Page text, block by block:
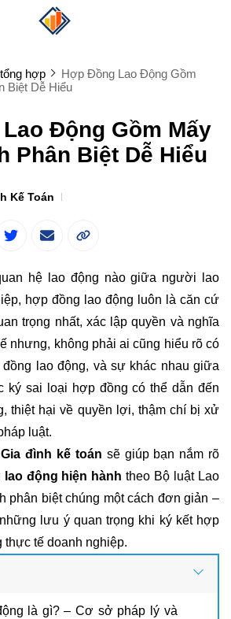
hợp
Hợp Đồng Lao Động Gồm
Biệt Dễ Hiểu
Động Gồm Mấy
Phân Biệt Dễ Hiểu
Kế Toán
hệ lao động nào giữa người lao
hợp đồng lao động luôn là căn cứ
trọng nhất, xác lập quyền và nghĩa
nhưng, không phải ai cũng hiểu rõ có
lao động, và sự khác nhau giữa
ký sai loại hợp đồng có thể dẫn đến
thiệt hại về quyền lợi, thậm chí bị xử
luật.
Gia đình kế toán sẽ giúp bạn nắm rõ
động hiện hành theo Bộ luật Lao
phân biệt chúng một cách đơn giản –
lưu ý quan trọng khi ký kết hợp
thực tế doanh nghiệp.
là gì? – Cơ sở pháp lý và